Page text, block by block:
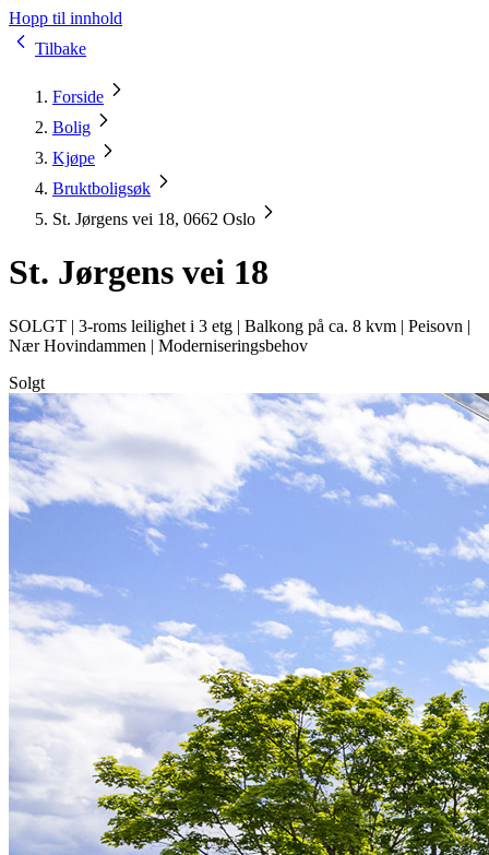
Hopp til innhold
Tilbake
Forside
Bolig
Kjøpe
Bruktboligsøk
St. Jørgens vei 18, 0662 Oslo
St. Jørgens vei 18
SOLGT | 3-roms leilighet i 3 etg | Balkong på ca. 8 kvm | Peisovn |
Nær Hovindammen | Moderniseringsbehov
Solgt